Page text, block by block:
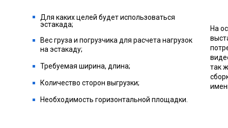
На
так
Для каких целей будет использоваться
эстакада;
Вес груза и погрузчика для расчета нагрузок
на эстакаду;
Требуемая ширина, длина;
Количество сторон выгрузки;
Необходимость горизонтальной площадки.